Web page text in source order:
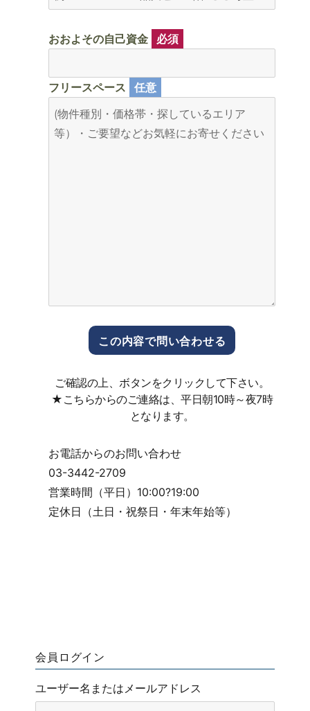
おおよその自己資金 必須
フリースペース 任意
ご確認の上、ボタンをクリックして下さい。
★こちらからのご連絡は、平日朝10時～夜7時
となります。
お電話からのお問い合わせ
03-3442-2709
営業時間（平日）10:00?19:00
定休日（土日・祝祭日・年末年始等）
会員ログイン
ユーザー名またはメールアドレス